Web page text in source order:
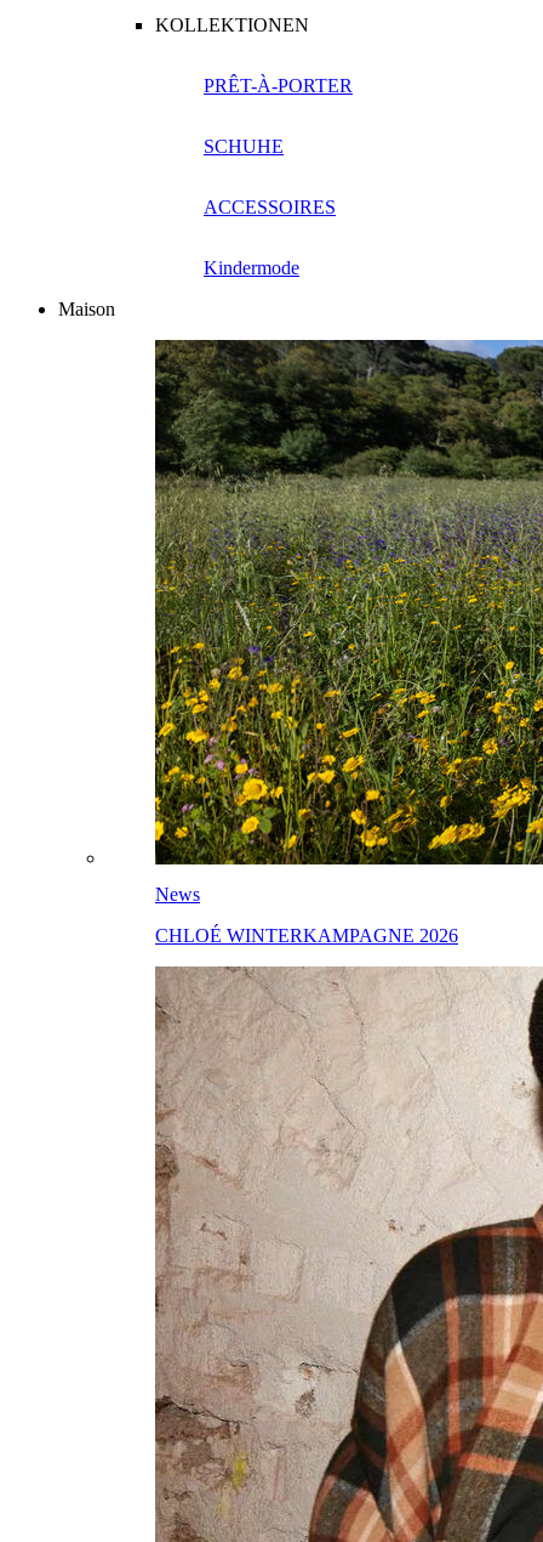
KOLLEKTIONEN
PRÊT-À-PORTER
SCHUHE
ACCESSOIRES
Kindermode
Maison
News
CHLOÉ WINTERKAMPAGNE 2026